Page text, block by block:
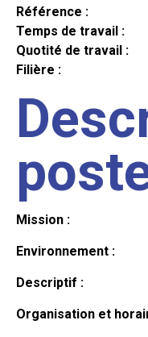
Référence :
Temps de travail :
Quotité de travail :
Filière :
Mission :
Environnement :
Descriptif :
Organisation et